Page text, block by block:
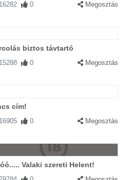
16282 0 Megosztás
biztos távtartó
15288 0 Megosztás
cím!
16905 0 Megosztás
Valaki szereti Helent!